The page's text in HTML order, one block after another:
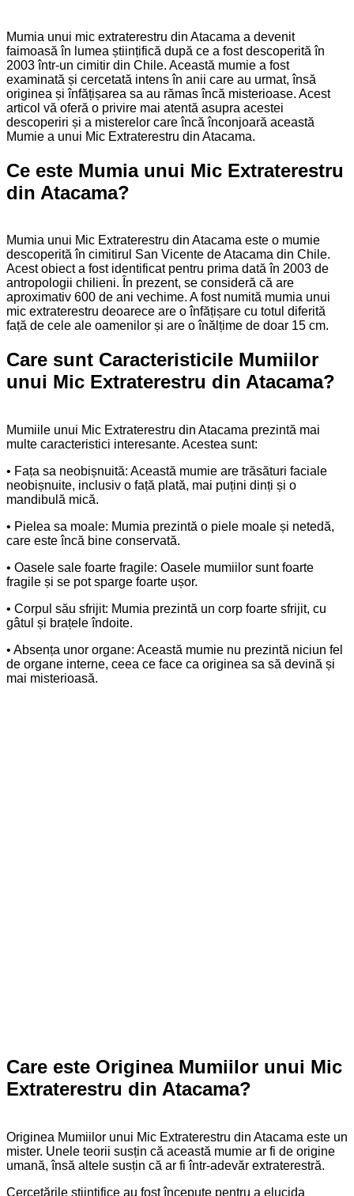
Mumia unui mic extraterestru din Atacama a devenit
faimoasă în lumea științifică după ce a fost descoperită în
2003 într-un cimitir din Chile. Această mumie a fost
examinată și cercetată intens în anii care au urmat, însă
originea și înfățișarea sa au rămas încă misterioase. Acest
articol vă oferă o privire mai atentă asupra acestei
descoperiri și a misterelor care încă înconjoară această
Mumie a unui Mic Extraterestru din Atacama.
Ce este Mumia unui Mic Extraterestru
din Atacama?
Mumia unui Mic Extraterestru din Atacama este o mumie
descoperită în cimitirul San Vicente de Atacama din Chile.
Acest obiect a fost identificat pentru prima dată în 2003 de
antropologii chilieni. În prezent, se consideră că are
aproximativ 600 de ani vechime. A fost numită mumia unui
mic extraterestru deoarece are o înfățișare cu totul diferită
față de cele ale oamenilor și are o înălțime de doar 15 cm.
Care sunt Caracteristicile Mumiilor
unui Mic Extraterestru din Atacama?
Mumiile unui Mic Extraterestru din Atacama prezintă mai
multe caracteristici interesante. Acestea sunt:
• Fața sa neobișnuită: Această mumie are trăsături faciale
neobișnuite, inclusiv o față plată, mai puțini dinți și o
mandibulă mică.
• Pielea sa moale: Mumia prezintă o piele moale și netedă,
care este încă bine conservată.
• Oasele sale foarte fragile: Oasele mumiilor sunt foarte
fragile și se pot sparge foarte ușor.
• Corpul său sfrijit: Mumia prezintă un corp foarte sfrijit, cu
gâtul și brațele îndoite.
• Absența unor organe: Această mumie nu prezintă niciun fel
de organe interne, ceea ce face ca originea sa să devină și
mai misterioasă.
Care este Originea Mumiilor unui Mic
Extraterestru din Atacama?
Originea Mumiilor unui Mic Extraterestru din Atacama este un
mister. Unele teorii susțin că această mumie ar fi de origine
umană, însă altele susțin că ar fi într-adevăr extraterestră.
Cercetările științifice au fost începute pentru a elucida